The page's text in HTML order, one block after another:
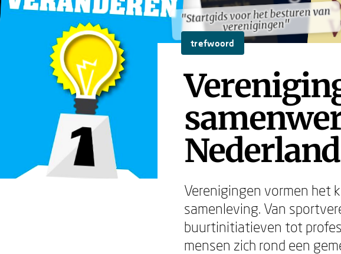
"Startgids voor het besturen van
verenigingen"
"Startgids voor het besturen van
verenigingen"
trefwoord
Nederland
Verenigingen vormen het
samenleving. Van
buurtinitiatieven tot
mensen zich rond een